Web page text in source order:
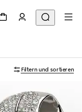
Filtern und sortieren